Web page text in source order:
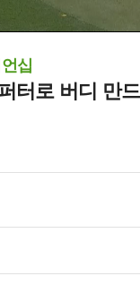
십
터로 버디 만